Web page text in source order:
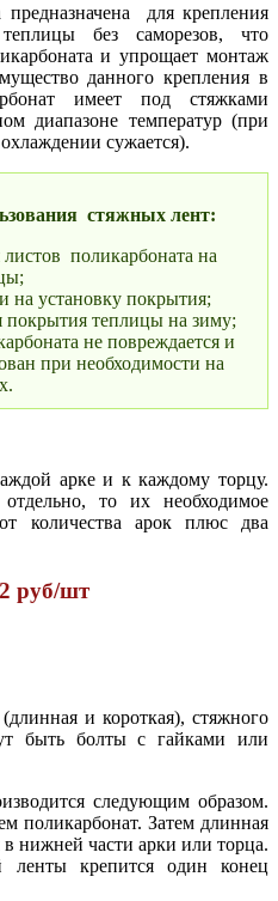
для крепления
без саморезов, что
и упрощает монтаж
данного крепления в
имеет под стяжками
диапазоне температур (при
сужается).
стяжных лент:
поликарбоната на
на установку покрытия;
покрытия теплицы на зиму;
не повреждается и
при необходимости на
арке и к каждому торцу.
то их необходимое
от количества арок плюс два
руб/шт
и короткая), стяжного
быть болты с гайками или
следующим образом.
поликарбонат. Затем длинная
нижней части арки или торца.
крепится один конец